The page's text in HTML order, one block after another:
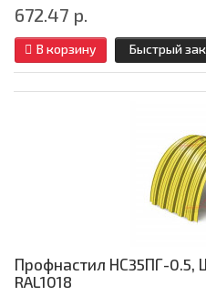
672.47 р.
В корзину Быстрый
Профнастил НС35ПГ-0.5,
RAL1018